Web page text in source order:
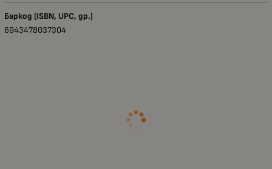
Баркод (ISBN, UPC, др.)
6943478037304